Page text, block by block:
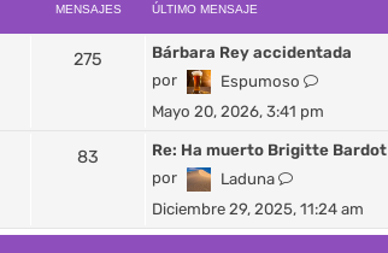
m
e
n
s
j
e
t
i
m
o
e
s
MENSAJES ÚLTIMO MENSAJE
275
Bárbara Rey accidentada
por
Espumoso
V
ú
i
m
Mayo 20, 2026, 3:41 pm
83
Re: Ha muerto Brigitte Bardot
por
Laduna
V
Diciembre 29, 2025, 11:24 am